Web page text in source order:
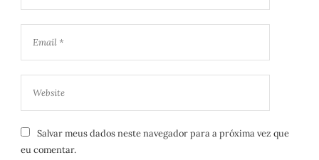
Salvar meus dados neste navegador para a próxima vez que
eu comentar.